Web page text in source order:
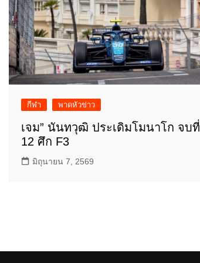
กีฬา พาดหัวข่าว
เจม” นันทวุฒิ ประเดิมโมนาโก จบที่
12 ศึก F3
มิถุนายน 7, 2569